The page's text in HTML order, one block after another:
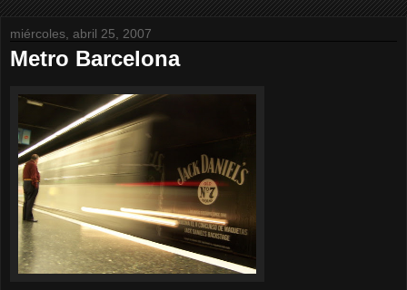
miércoles, abril 25, 2007
Metro Barcelona